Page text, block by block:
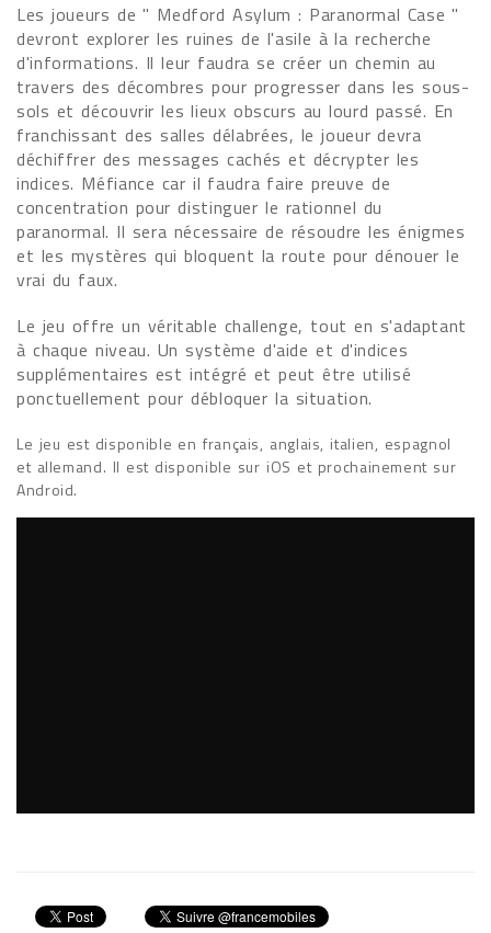
Les joueurs de " Medford Asylum : Paranormal Case "
devront explorer les ruines de l'asile à la recherche
d'informations. Il leur faudra se créer un chemin au
travers des décombres pour progresser dans les sous-
sols et découvrir les lieux obscurs au lourd passé. En
franchissant des salles délabrées, le joueur devra
déchiffrer des messages cachés et décrypter les
indices. Méfiance car il faudra faire preuve de
concentration pour distinguer le rationnel du
paranormal. Il sera nécessaire de résoudre les énigmes
et les mystères qui bloquent la route pour dénouer le
vrai du faux.
Le jeu offre un véritable challenge, tout en s'adaptant
à chaque niveau. Un système d'aide et d'indices
supplémentaires est intégré et peut être utilisé
ponctuellement pour débloquer la situation.
Le jeu est disponible en français, anglais, italien, espagnol
et allemand. Il est disponible sur iOS et prochainement sur
Android.